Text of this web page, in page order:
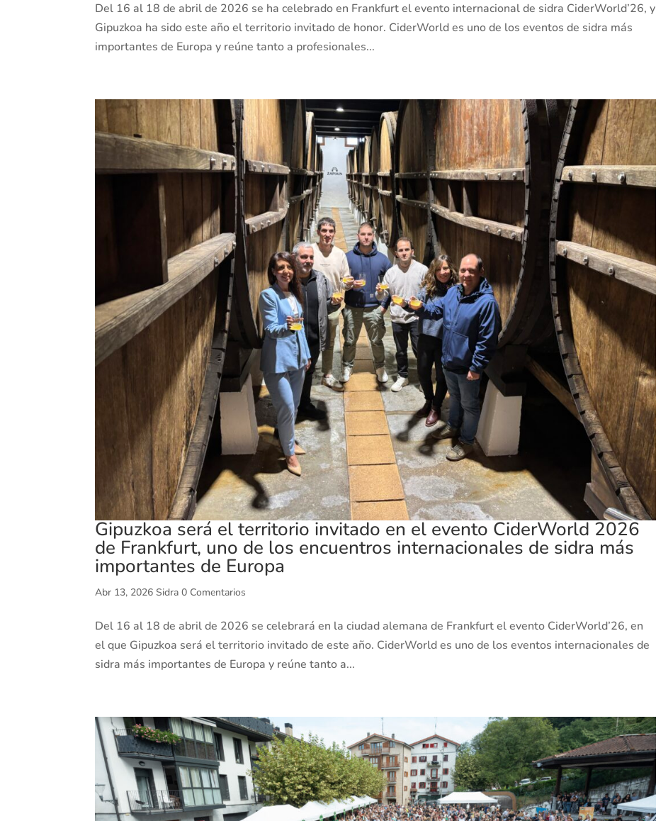
Del 16 al 18 de abril de 2026 se ha celebrado en Frankfurt el evento internacional de sidra CiderWorld’26, y
Gipuzkoa ha sido este año el territorio invitado de honor. CiderWorld es uno de los eventos de sidra más
importantes de Europa y reúne tanto a profesionales...
Gipuzkoa será el territorio invitado en el evento CiderWorld 2026
de Frankfurt, uno de los encuentros internacionales de sidra más
importantes de Europa
Abr 13, 2026 Sidra 0 Comentarios
Del 16 al 18 de abril de 2026 se celebrará en la ciudad alemana de Frankfurt el evento CiderWorld’26, en
el que Gipuzkoa será el territorio invitado de este año. CiderWorld es uno de los eventos internacionales de
sidra más importantes de Europa y reúne tanto a...